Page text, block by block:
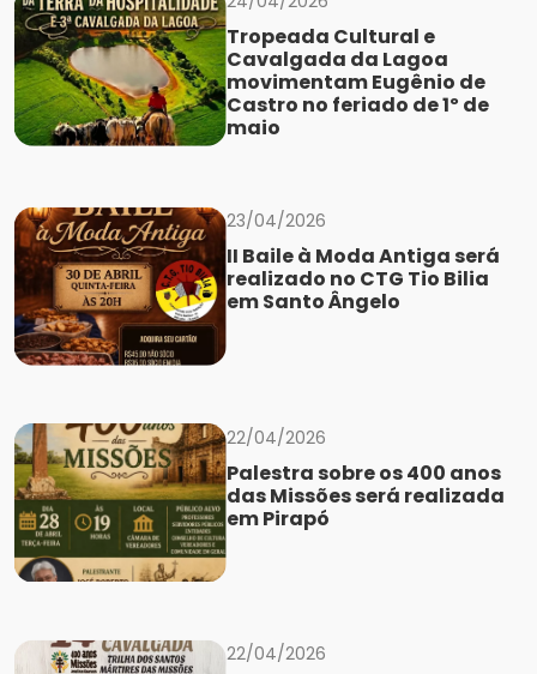
Tropeada Cultural e
Cavalgada da Lagoa
movimentam Eugênio de
Castro no feriado de 1º de
maio
23/04/2026
II Baile à Moda Antiga será
realizado no CTG Tio Bilia
em Santo Ângelo
22/04/2026
Palestra sobre os 400 anos
das Missões será realizada
em Pirapó
22/04/2026